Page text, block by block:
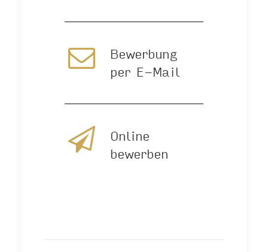
Bewerbung
per E-Mail
Online
bewerben